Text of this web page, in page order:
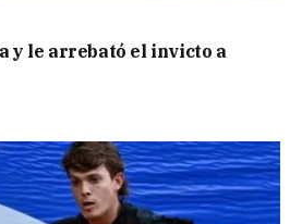
y le arrebató el invicto a